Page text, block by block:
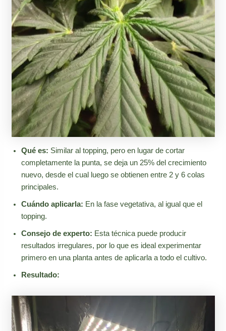
Qué es: Similar al topping, pero en lugar de cortar
completamente la punta, se deja un 25% del crecimiento
nuevo, desde el cual luego se obtienen entre 2 y 6 colas
principales.
Cuándo aplicarla: En la fase vegetativa, al igual que el
topping.
Consejo de experto: Esta técnica puede producir
resultados irregulares, por lo que es ideal experimentar
primero en una planta antes de aplicarla a todo el cultivo.
Resultado: